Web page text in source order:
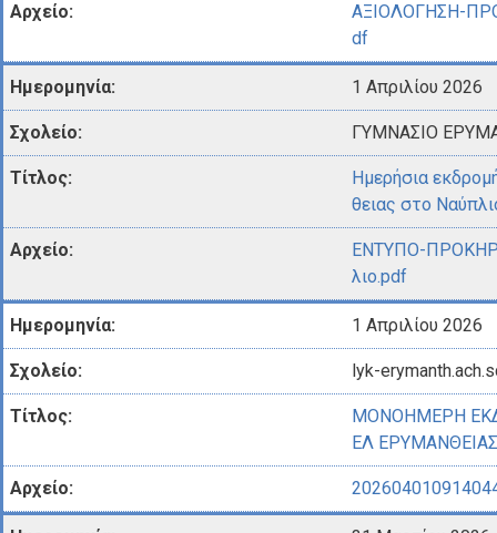
ΑΞΙΟΛΟΓΗΣΗ-
df
1 Απριλίου 2026
ΓΥΜΝΑΣΙΟ
Ημερήσια
θειας στο
ΕΝΤΥΠΟ-
λιο.pdf
1 Απριλίου 2026
lyk-
ΜΟΝΟΗΜΕΡΗ
ΕΛ ΕΡΥΜΑΝΘΕΙΑΣ